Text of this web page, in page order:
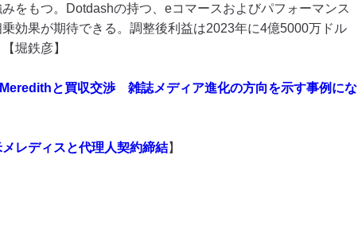
をもつ。Dotdashの持つ、eコマースおよびパフォーマンス
効果が期待できる。調整後利益は2023年に4億5000万ドル
堀鉄彦】
と買収交渉 雑誌メディア進化の方向を示す事例にな
レディスと代理人契約締結】